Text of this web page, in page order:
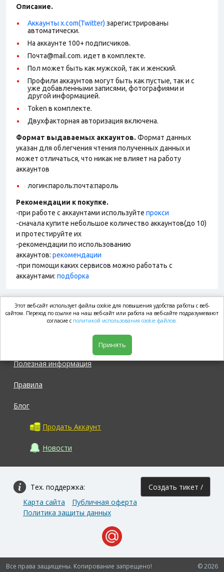
Описание.
Аккаунты x.com(Twitter) зарегистрированы
автоматически.
На аккаунте 100+ подписчиков.
Почта@mail.com. идет в комплекте.
Пол может быть как мужской, так и женский.
Профили аккаунтов могут быть как пустые, так и с
уже добавленными записями, фотографиями и
другой информацией.
Token в комплекте.
Двухфакторная авторизация включена.
Формат выдаваемых аккаунтов. Формат данных
указан для облегчения чтения полученных данных и
может отличаться, что никак не влияет на работу
аккаунтов
логин:пароль:почта:пароль
Рекомендации к покупке.
-при работе с аккаунтами используйте прокси
-сначала купите небольшое количество аккаунтов(до 10)
и протестируйте их
-рекомендации по использованию
аккаунтов: рекомендации
-при помощи каких сервисов можно работать с
аккаунтами: подборка
market.com
Полезная информация
Правила
Блог
Продать Аккаунт
Новости
Тех. поддержка: Создать тикет /
Карта сайта
Публичная оферта
Политика защиты данных
© 2026
Все права защищены. Копирование запрещено!
Этот веб-сайт использует файлы cookie для повышения удобства работы с веб-
сайтом. Переход по ссылке на наш веб-сайт или работа на веб-сайте подразумевают
согласие с политикой использования cookie файлов.
Принять